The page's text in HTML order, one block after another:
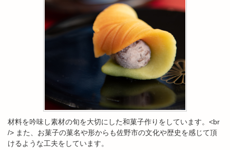
材料を吟味し素材の旬を大切にした和菓子作りをしています。<br
/> また、お菓子の菓名や形からも佐野市の文化や歴史を感じて頂
けるような工夫をしています。